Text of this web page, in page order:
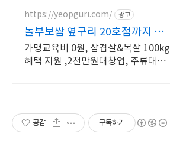
https://yeopguri.com/ 광고
놀부보쌈 옆구리 20호점까지 가
맹교육비 면제
가맹교육비 0원, 삼겹살&목살 100kg
혜택 지원 ,2천만원대창업, 주류대출
공감 구독하기